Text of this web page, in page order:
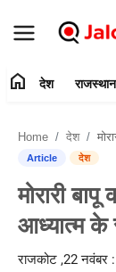
संपर्क करें
देश
home देश राजस्थान
Home देश
Article देश
मोरारी
आध्यात्म के
राजकोट ,22 नवंबर :